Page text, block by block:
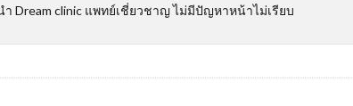
Dream clinic แพทย์เชี่ยวชาญ ไม่มีปัญหาหน้าไม่เรียบ